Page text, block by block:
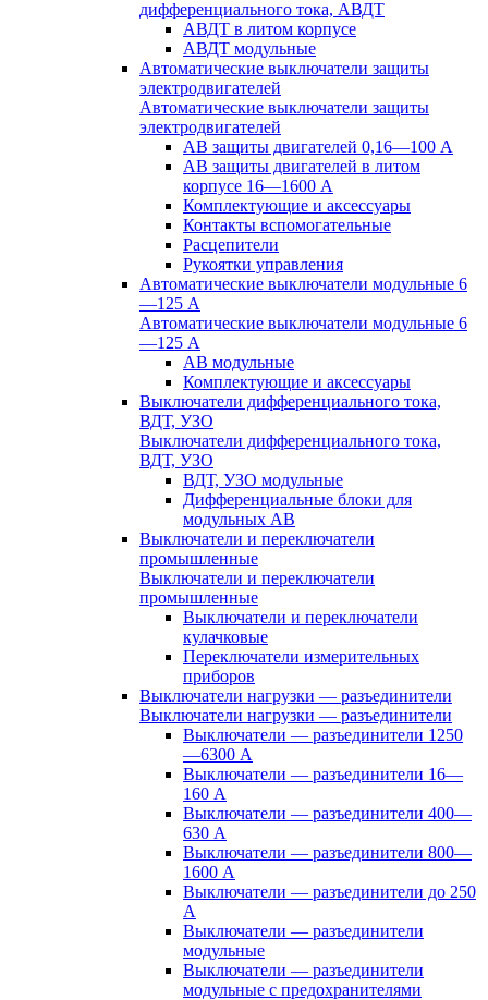
дифференциального тока, АВДТ
АВДТ в литом корпусе
АВДТ модульные
Автоматические выключатели защиты
электродвигателей
Автоматические выключатели защиты
электродвигателей
АВ защиты двигателей 0,16—100 А
АВ защиты двигателей в литом
корпусе 16—1600 А
Комплектующие и аксессуары
Контакты вспомогательные
Расцепители
Рукоятки управления
Автоматические выключатели модульные 6
—125 А
Автоматические выключатели модульные 6
—125 А
АВ модульные
Комплектующие и аксессуары
Выключатели дифференциального тока,
ВДТ, УЗО
Выключатели дифференциального тока,
ВДТ, УЗО
ВДТ, УЗО модульные
Дифференциальные блоки для
модульных АВ
Выключатели и переключатели
промышленные
Выключатели и переключатели
промышленные
Выключатели и переключатели
кулачковые
Переключатели измерительных
приборов
Выключатели нагрузки — разъединители
Выключатели нагрузки — разъединители
Выключатели — разъединители 1250
—6300 А
Выключатели — разъединители 16—
160 А
Выключатели — разъединители 400—
630 А
Выключатели — разъединители 800—
1600 А
Выключатели — разъединители до 250
А
Выключатели — разъединители
модульные
Выключатели — разъединители
модульные с предохранителями